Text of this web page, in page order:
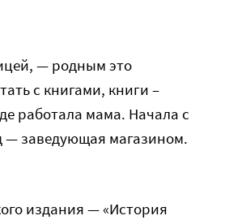
— родным это
с книгами, книги –
работала мама. Начала с
— заведующая магазином.
издания — «История